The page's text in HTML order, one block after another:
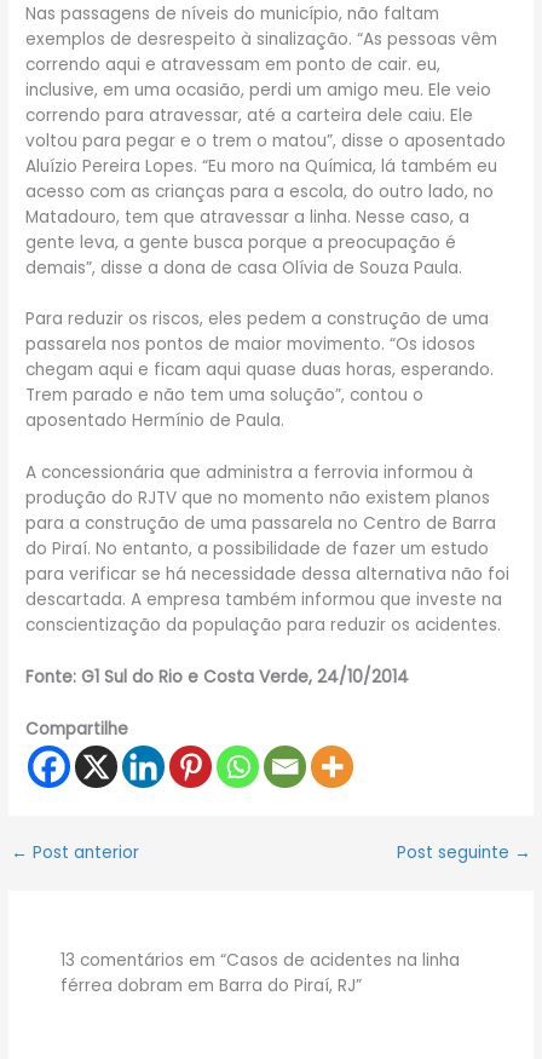
Nas passagens de níveis do município, não faltam
exemplos de desrespeito à sinalização. “As pessoas vêm
correndo aqui e atravessam em ponto de cair. eu,
inclusive, em uma ocasião, perdi um amigo meu. Ele veio
correndo para atravessar, até a carteira dele caiu. Ele
voltou para pegar e o trem o matou”, disse o aposentado
Aluízio Pereira Lopes. “Eu moro na Química, lá também eu
acesso com as crianças para a escola, do outro lado, no
Matadouro, tem que atravessar a linha. Nesse caso, a
gente leva, a gente busca porque a preocupação é
demais”, disse a dona de casa Olívia de Souza Paula.
Para reduzir os riscos, eles pedem a construção de uma
passarela nos pontos de maior movimento. “Os idosos
chegam aqui e ficam aqui quase duas horas, esperando.
Trem parado e não tem uma solução”, contou o
aposentado Hermínio de Paula.
A concessionária que administra a ferrovia informou à
produção do RJTV que no momento não existem planos
para a construção de uma passarela no Centro de Barra
do Piraí. No entanto, a possibilidade de fazer um estudo
para verificar se há necessidade dessa alternativa não foi
descartada. A empresa também informou que investe na
conscientização da população para reduzir os acidentes.
Fonte: G1 Sul do Rio e Costa Verde, 24/10/2014
Compartilhe
← Post anterior Post seguinte →
13 comentários em “Casos de acidentes na linha
férrea dobram em Barra do Piraí, RJ”